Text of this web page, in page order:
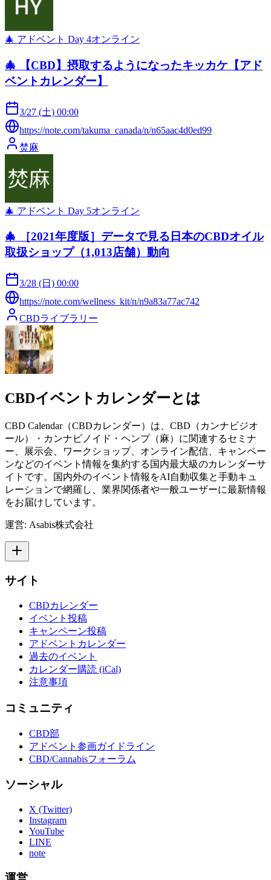
🎄 アドベント Day 4オンライン
🎄 【CBD】摂取するようになったキッカケ【アド
ベントカレンダー】
3/27 (土) 00:00
https://note.com/takuma_canada/n/n65aac4d0ed99
焚麻
🎄 アドベント Day 5オンライン
🎄 ［2021年度版］データで見る日本のCBDオイル
取扱ショップ（1,013店舗）動向
3/28 (日) 00:00
https://note.com/wellness_kit/n/n9a83a77ac742
CBDライブラリー
CBDイベントカレンダーとは
CBD Calendar（CBDカレンダー）は、CBD（カンナビジオ
ール）・カンナビノイド・ヘンプ（麻）に関連するセミナ
ー、展示会、ワークショップ、オンライン配信、キャンペー
ンなどのイベント情報を集約する国内最大級のカレンダーサ
イトです。国内外のイベント情報をAI自動収集と手動キュ
レーションで網羅し、業界関係者や一般ユーザーに最新情報
をお届けしています。
運営: Asabis株式会社
サイト
CBDカレンダー
イベント投稿
キャンペーン投稿
アドベントカレンダー
過去のイベント
カレンダー購読 (iCal)
注意事項
コミュニティ
CBD部
アドベント参画ガイドライン
CBD/Cannabisフォーラム
ソーシャル
X (Twitter)
Instagram
YouTube
LINE
note